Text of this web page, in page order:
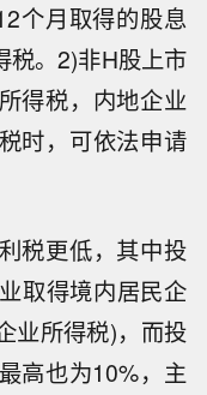
个月取得的股息
税。2)非H股上市
得税，内地企业
时，可依法申请
税更低，其中投
取得境内居民企
业所得税)，而投
高也为10%，主